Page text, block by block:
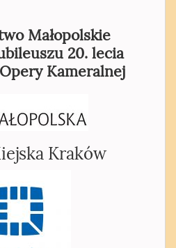
Małopolskie
20. lecia
Kameralnej
Kraków